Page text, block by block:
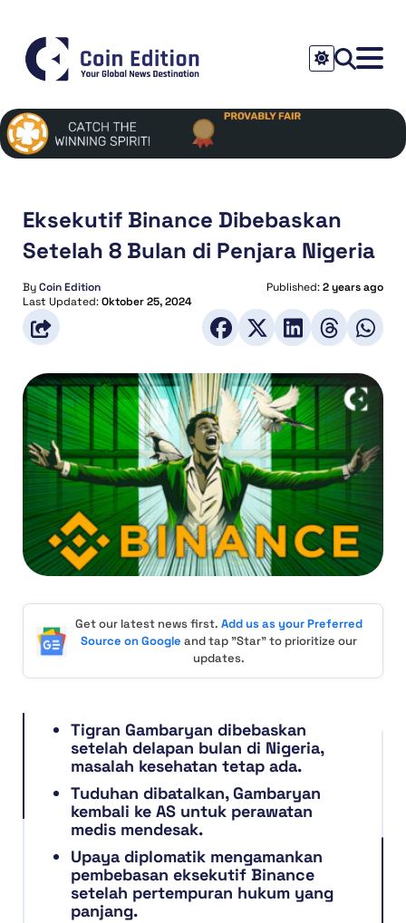
Eksekutif Binance Dibebaskan
Setelah 8 Bulan di Penjara Nigeria
ByCoin Edition Published:2 years ago
Last Updated:Oktober 25, 2024
Get our latest news first. Add us as your Preferred
Source on Google and tap "Star" to prioritize our
updates.
Tigran Gambaryan dibebaskan
setelah delapan bulan di Nigeria,
masalah kesehatan tetap ada.
Tuduhan dibatalkan, Gambaryan
kembali ke AS untuk perawatan
medis mendesak.
Upaya diplomatik mengamankan
pembebasan eksekutif Binance
setelah pertempuran hukum yang
panjang.